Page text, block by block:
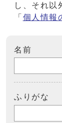
し、それ以
「 個人情報
名前
ふりがな